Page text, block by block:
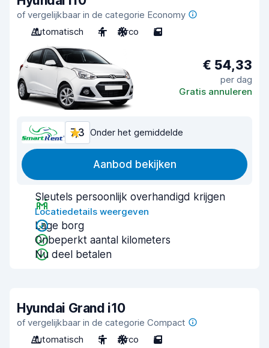
of vergelijkbaar in de categorie Economy
Automatisch
4 Airco 5
€ 54,33
per dag
Gratis annuleren
7,3 Onder het gemiddelde
Aanbod bekijken
Sleutels persoonlijk overhandigd krijgen
Locatiedetails weergeven
Lage borg
Onbeperkt aantal kilometers
Nu deel betalen
Hyundai Grand i10
of vergelijkbaar in de categorie Compact
Automatisch
5 Airco 5